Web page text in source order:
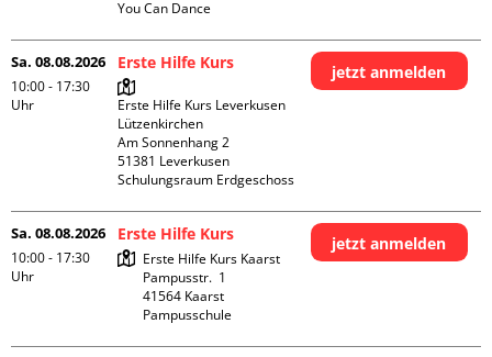
You Can Dance
Sa. 08.08.2026
10:00 - 17:30
Uhr
Erste Hilfe Kurs
Erste Hilfe Kurs Leverkusen
Lützenkirchen
Am Sonnenhang 2
51381 Leverkusen
Schulungsraum Erdgeschoss
jetzt anmelden
Sa. 08.08.2026
10:00 - 17:30
Uhr
Erste Hilfe Kurs
Erste Hilfe Kurs Kaarst
Pampusstr.  1
41564 Kaarst
Pampusschule
jetzt anmelden